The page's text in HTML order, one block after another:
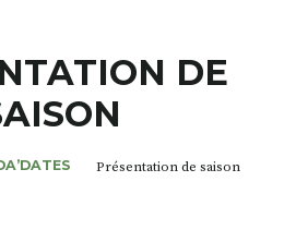
DE
Présentation de saison